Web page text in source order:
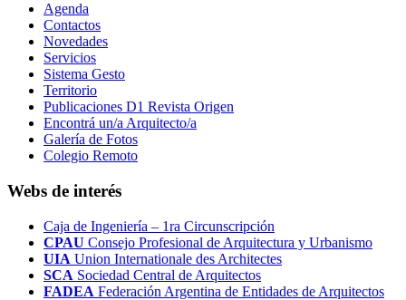
Agenda
Contactos
Novedades
Servicios
Sistema Gesto
Territorio
Publicaciones D1 Revista Origen
Encontrá un/a Arquitecto/a
Galería de Fotos
Colegio Remoto
Webs de interés
Caja de Ingeniería – 1ra Circunscripción
CPAU Consejo Profesional de Arquitectura y Urbanismo
UIA Union Internationale des Architectes
SCA Sociedad Central de Arquitectos
FADEA Federación Argentina de Entidades de Arquitectos